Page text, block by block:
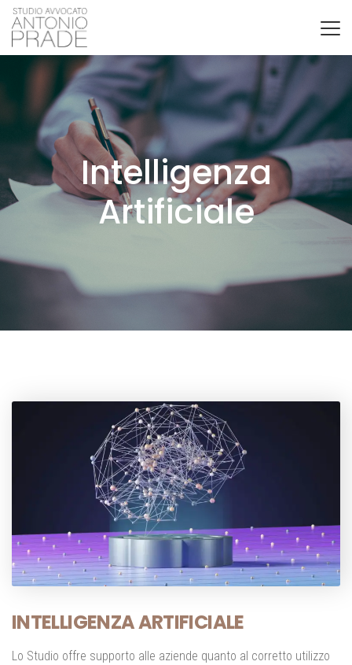
Intelligenza
Artificiale
INTELLIGENZA ARTIFICIALE
Lo Studio offre supporto alle aziende quanto al corretto utilizzo